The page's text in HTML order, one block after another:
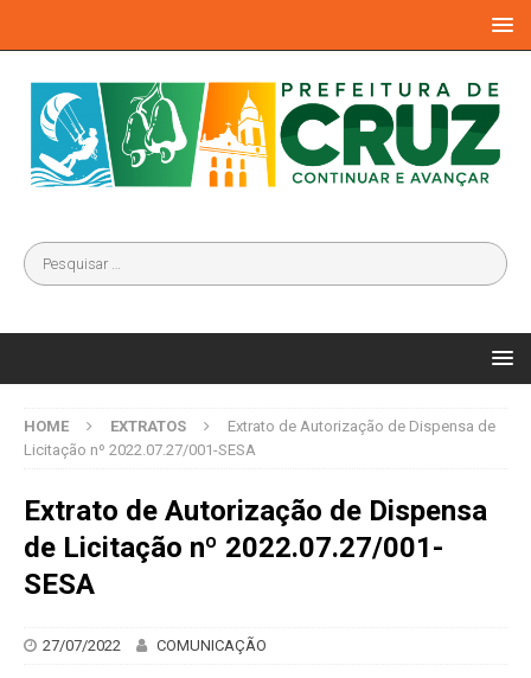
HOME EXTRATOS
Extrato de Autorização de Dispensa de
Licitação nº 2022.07.27/001-SESA
Extrato de Autorização de Dispensa
de Licitação nº 2022.07.27/001-
SESA
27/07/2022 COMUNICAÇÃO